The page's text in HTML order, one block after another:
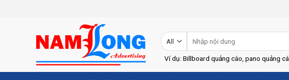
kiếm:
Ví dụ: Billboard quảng cáo, pano quảng